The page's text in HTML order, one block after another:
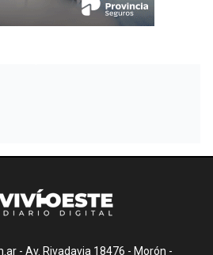
- Av. Rivadavia 18476 - Morón -